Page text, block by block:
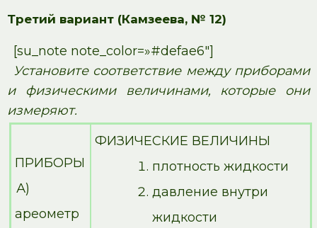
Третий вариант (Камзеева, № 12)
[su_note note_color=»#defae6″]
Установите соответствие между приборами
и физическими величинами, которые они
измеряют.
ПРИБОРЫ
А)
ареометр
ФИЗИЧЕСКИЕ ВЕЛИЧИНЫ
плотность жидкости
давление внутри
жидкости